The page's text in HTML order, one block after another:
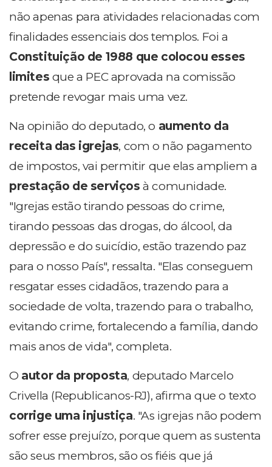
não apenas para atividades relacionadas com
finalidades essenciais dos templos. Foi a
Constituição de 1988 que colocou esses
limites que a PEC aprovada na comissão
pretende revogar mais uma vez.
Na opinião do deputado, o aumento da
receita das igrejas, com o não pagamento
de impostos, vai permitir que elas ampliem a
prestação de serviços à comunidade.
"Igrejas estão tirando pessoas do crime,
tirando pessoas das drogas, do álcool, da
depressão e do suicídio, estão trazendo paz
para o nosso País", ressalta. "Elas conseguem
resgatar esses cidadãos, trazendo para a
sociedade de volta, trazendo para o trabalho,
evitando crime, fortalecendo a família, dando
mais anos de vida", completa.
O autor da proposta, deputado Marcelo
Crivella (Republicanos-RJ), afirma que o texto
corrige uma injustiça. "As igrejas não podem
sofrer esse prejuízo, porque quem as sustenta
são seus membros, são os fiéis que já